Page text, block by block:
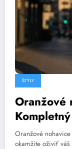
ŠTÝLY
Oranžové
Oranžové
okamžite oživiť